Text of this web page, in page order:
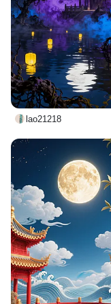
lao21218